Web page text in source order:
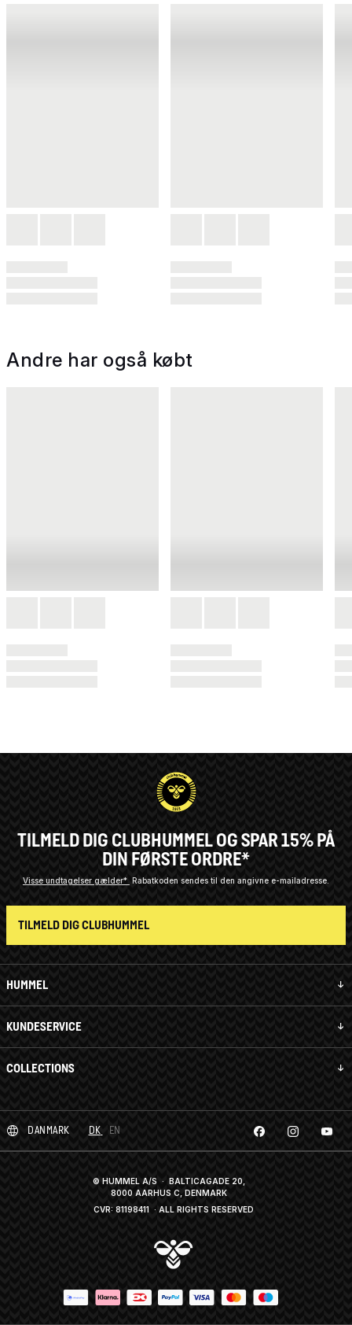
Andre har også købt
HUMMEL
KUNDESERVICE
COLLECTIONS
TILMELD DIG CLUBHUMMEL OG SPAR 15% PÅ
DIN FØRSTE ORDRE*
Visse undtagelser gælder* Rabatkoden sendes til den angivne e-mailadresse.
TILMELD DIG CLUBHUMMEL
DANMARK DK EN
© HUMMEL A/S · BALTICAGADE 20,
8000 AARHUS C, DENMARK
CVR: 81198411 · ALL RIGHTS RESERVED